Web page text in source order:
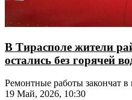
В Тирасполе жители
остались без горячей
Ремонтные работы закончат
19 Май, 2026, 10:30